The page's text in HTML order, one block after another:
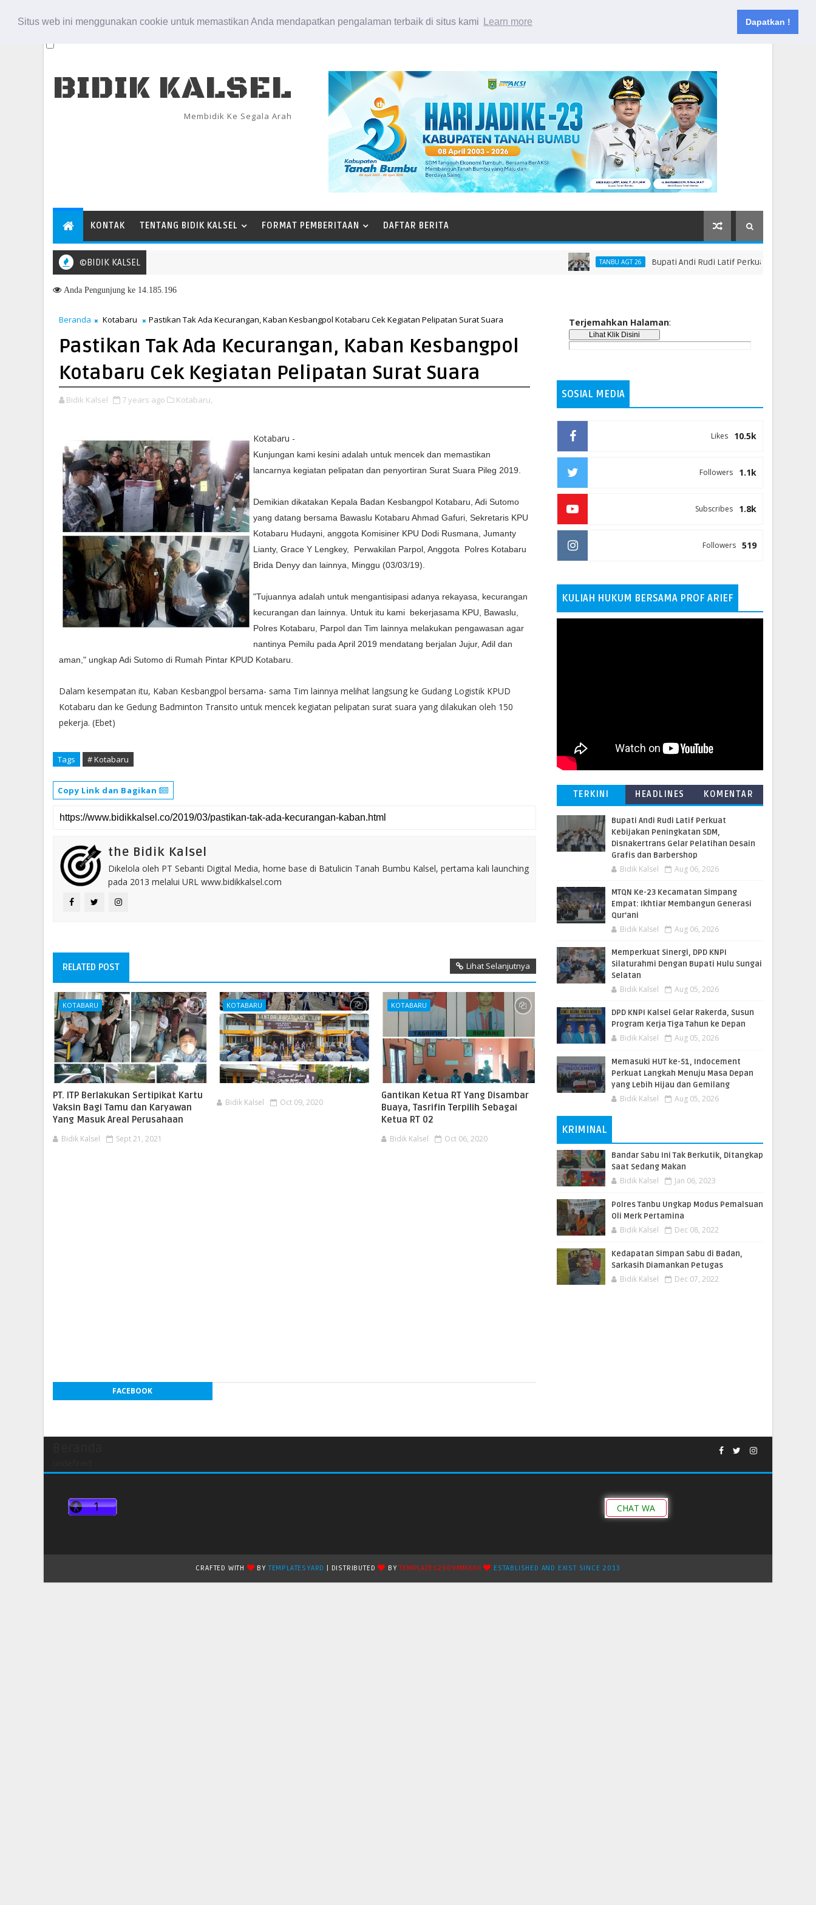
Situs web ini menggunakan cookie untuk memastikan Anda mendapatkan pengalaman terbaik di situs kami Learn more Dapatkan !
Kontak
BIDIK KALSEL
Membidik Ke Segala Arah
KONTAK TENTANG BIDIK KALSEL FORMAT PEMBERITAAN DAFTAR BERITA
©BIDIK KALSEL TANBU AGT 26 Bupati Andi Rudi Latif Perkuat Kebijakan
HUT ke-51, Indocement Perkuat Langkah Menuju Masa Depan yang Lebih Hijau dan Gemilang
Anda Pengunjung ke 14.185.196
Beranda Kotabaru Pastikan Tak Ada Kecurangan, Kaban Kesbangpol Kotabaru Cek Kegiatan Pelipatan Surat Suara
Pastikan Tak Ada Kecurangan, Kaban Kesbangpol
Kotabaru Cek Kegiatan Pelipatan Surat Suara
Bidik Kalsel 7 years ago Kotabaru,
Kotabaru -
Kunjungan kami kesini adalah untuk mencek dan memastikan
lancarnya kegiatan pelipatan dan penyortiran Surat Suara Pileg 2019.
Demikian dikatakan Kepala Badan Kesbangpol Kotabaru, Adi Sutomo
yang datang bersama Bawaslu Kotabaru Ahmad Gafuri, Sekretaris KPU
Kotabaru Hudayni, anggota Komisiner KPU Dodi Rusmana, Jumanty
Lianty, Grace Y Lengkey, Perwakilan Parpol, Anggota Polres Kotabaru
Brida Denyy dan lainnya, Minggu (03/03/19).
"Tujuannya adalah untuk mengantisipasi adanya rekayasa, kecurangan
kecurangan dan lainnya. Untuk itu kami bekerjasama KPU, Bawaslu,
Polres Kotabaru, Parpol dan Tim lainnya melakukan pengawasan agar
nantinya Pemilu pada April 2019 mendatang berjalan Jujur, Adil dan
aman," ungkap Adi Sutomo di Rumah Pintar KPUD Kotabaru.
Dalam kesempatan itu, Kaban Kesbangpol bersama- sama Tim lainnya melihat langsung ke Gudang Logistik KPUD
Kotabaru dan ke Gedung Badminton Transito untuk mencek kegiatan pelipatan surat suara yang dilakukan oleh 150
pekerja. (Ebet)
Tags # Kotabaru
Copy Link dan Bagikan
the Bidik Kalsel
Dikelola oleh PT Sebanti Digital Media, home base di Batulicin Tanah Bumbu Kalsel, pertama kali launching
pada 2013 melalui URL www.bidikkalsel.com
RELATED POST Lihat Selanjutnya
KOTABARU
PT. ITP Berlakukan Sertipikat Kartu
Vaksin Bagi Tamu dan Karyawan
Yang Masuk Areal Perusahaan
Bidik Kalsel Sept 21, 2021
KOTABARU
Bidik Kalsel Oct 09, 2020
KOTABARU
Gantikan Ketua RT Yang Disambar
Buaya, Tasrifin Terpilih Sebagai
Ketua RT 02
Bidik Kalsel Oct 06, 2020
FACEBOOK
Terjemahkan Halaman:
SOSIAL MEDIA
10.5k
Likes
1.1k
Followers
1.8k
Subscribes
519
Followers
KULIAH HUKUM BERSAMA PROF ARIEF
TERKINI HEADLINES KOMENTAR
Bupati Andi Rudi Latif Perkuat
Kebijakan Peningkatan SDM,
Disnakertrans Gelar Pelatihan Desain
Grafis dan Barbershop
Bidik Kalsel Aug 06, 2026
MTQN Ke-23 Kecamatan Simpang
Empat: Ikhtiar Membangun Generasi
Qur’ani
Bidik Kalsel Aug 06, 2026
Memperkuat Sinergi, DPD KNPI
Silaturahmi Dengan Bupati Hulu Sungai
Selatan
Bidik Kalsel Aug 05, 2026
DPD KNPI Kalsel Gelar Rakerda, Susun
Program Kerja Tiga Tahun ke Depan
Bidik Kalsel Aug 05, 2026
Memasuki HUT ke-51, Indocement
Perkuat Langkah Menuju Masa Depan
yang Lebih Hijau dan Gemilang
Bidik Kalsel Aug 05, 2026
KRIMINAL
Bandar Sabu Ini Tak Berkutik, Ditangkap
Saat Sedang Makan
Bidik Kalsel Jan 06, 2023
Polres Tanbu Ungkap Modus Pemalsuan
Oli Merk Pertamina
Bidik Kalsel Dec 08, 2022
Kedapatan Simpan Sabu di Badan,
Sarkasih Diamankan Petugas
Bidik Kalsel Dec 07, 2022
CHAT WA
CRAFTED WITH BYTEMPLATESYARD | DISTRIBUTED BYTEMPLATES2909MMXXII ESTABLISHED AND EXIST SINCE 2013